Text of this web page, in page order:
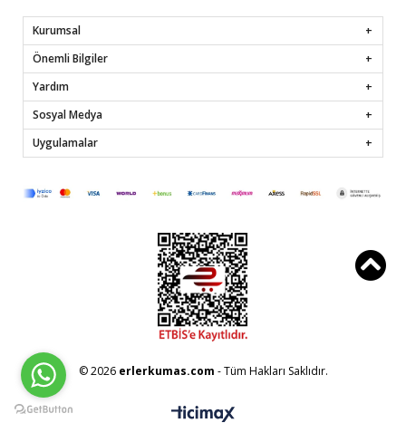
Kurumsal
Önemli Bilgiler
Yardım
Sosyal Medya
Uygulamalar
© 2026 erlerkumas.com - Tüm Hakları Saklıdır.